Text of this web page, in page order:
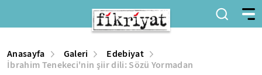
Anasayfa Galeri
Edebiyat
İbrahim Tenekeci'nin şiir dili: Sözü Yormadan